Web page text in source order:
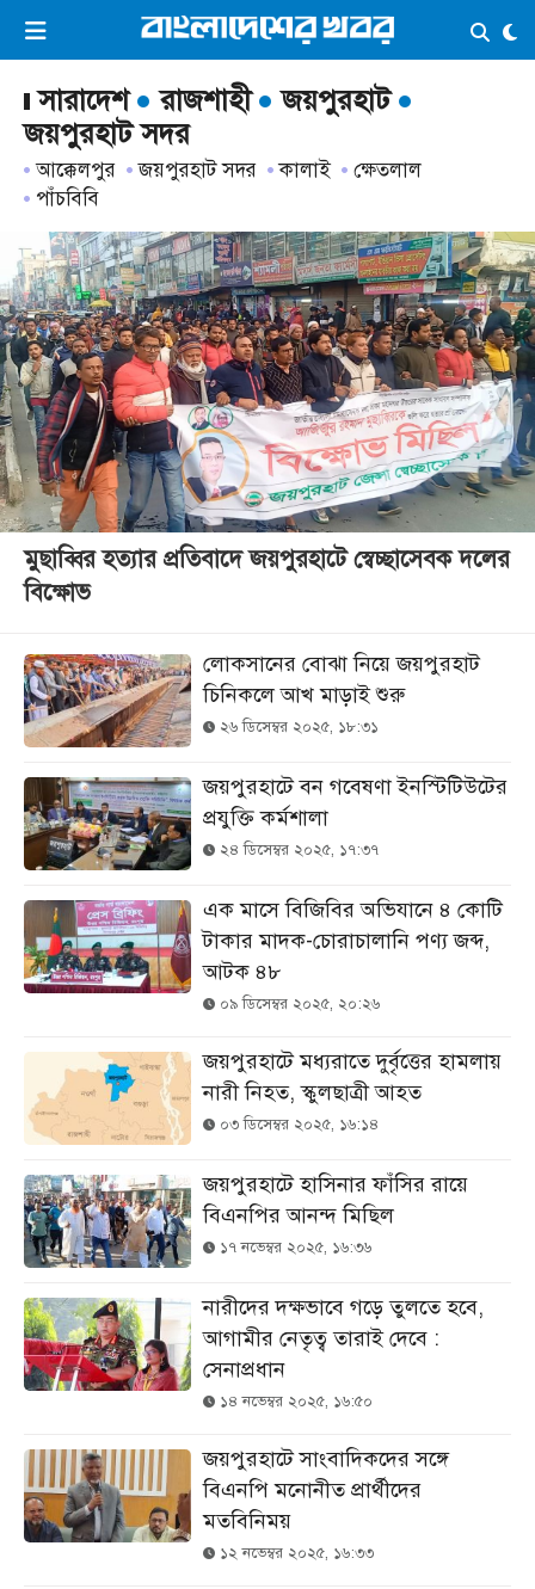
ভিডিও ই-পেপার লগইন ×
প্রচ্ছদ
সর্বশেষ
সব বিভাগ
আর্কাইভ
কনভার্টার
সারাদেশ রাজশাহী
জয়পুরহাট
জয়পুরহাট সদর
আক্কেলপুর জয়পুরহাট সদর কালাই
ক্ষেতলাল
পাঁচবিবি
মুছাব্বির হত্যার প্রতিবাদে জয়পুরহাটে স্বেচ্ছাসেবক দলের
বিক্ষোভ
লোকসানের বোঝা নিয়ে জয়পুরহাট
চিনিকলে আখ মাড়াই শুরু
২৬ ডিসেম্বর ২০২৫, ১৮:৩১
জয়পুরহাটে বন গবেষণা ইনস্টিটিউটের
প্রযুক্তি কর্মশালা
২৪ ডিসেম্বর ২০২৫, ১৭:৩৭
এক মাসে বিজিবির অভিযানে ৪ কোটি
টাকার মাদক-চোরাচালানি পণ্য জব্দ,
আটক ৪৮
০৯ ডিসেম্বর ২০২৫, ২০:২৬
জয়পুরহাটে মধ্যরাতে দুর্বৃত্তের হামলায়
নারী নিহত, স্কুলছাত্রী আহত
০৩ ডিসেম্বর ২০২৫, ১৬:১৪
জয়পুরহাটে হাসিনার ফাঁসির রায়ে
বিএনপির আনন্দ মিছিল
১৭ নভেম্বর ২০২৫, ১৬:৩৬
নারীদের দক্ষভাবে গড়ে তুলতে হবে,
আগামীর নেতৃত্ব তারাই দেবে :
সেনাপ্রধান
১৪ নভেম্বর ২০২৫, ১৬:৫০
জয়পুরহাটে সাংবাদিকদের সঙ্গে
বিএনপি মনোনীত প্রার্থীদের
মতবিনিময়
১২ নভেম্বর ২০২৫, ১৬:৩৩